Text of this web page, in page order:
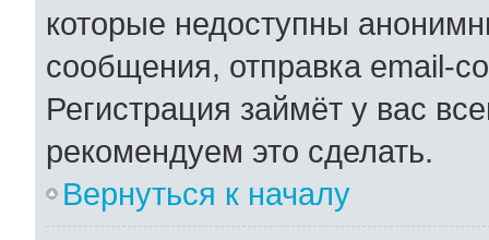
которые недоступны
сообщения, отправка email-
Регистрация займёт у вас
рекомендуем это сделать.
Вернуться к началу